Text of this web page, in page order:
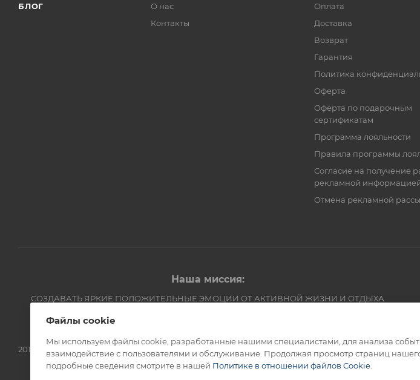
БЛОГ
О нас
Контакты
Оплата
Доставка
Возврат
Гарантия
Политика
Оферта
Оферта по подарочным
сертификатам
Программа лояльности
Правила программы
Согласие на получение
рекламной
Отмена рекламной
Наша миссия:
СОЗДАВАТЬ ЯРКИЕ ПОЛОЖИТЕЛЬНЫЕ ЭМОЦИИ ОТ АКТИВНОЙ ЖИЗНИ И ОТДЫХА
2012-2026 © Официальный дистрибьютор Opinel в России
Файлы cookie
Мы используем файлы cookie, разработанные нашими специалистами, для анализа
взаимодействие с пользователями и обслуживание. Продолжая просмотр страниц
подробные сведения смотрите в нашей Политике в отношении файлов Cookie